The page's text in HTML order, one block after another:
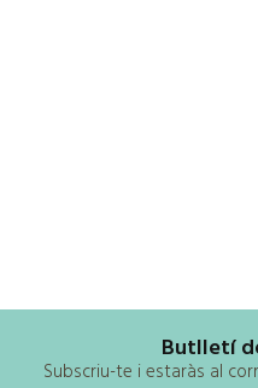
Butlletí
Subscriu-te i estaràs al